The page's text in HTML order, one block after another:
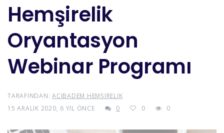
Hemşirelik
Oryantasyon
Webinar Programı
TARAFINDAN: ACIBADEM HEMŞIRELIK
15 ARALIK 2020, 6 YIL ÖNCE
0 0 0